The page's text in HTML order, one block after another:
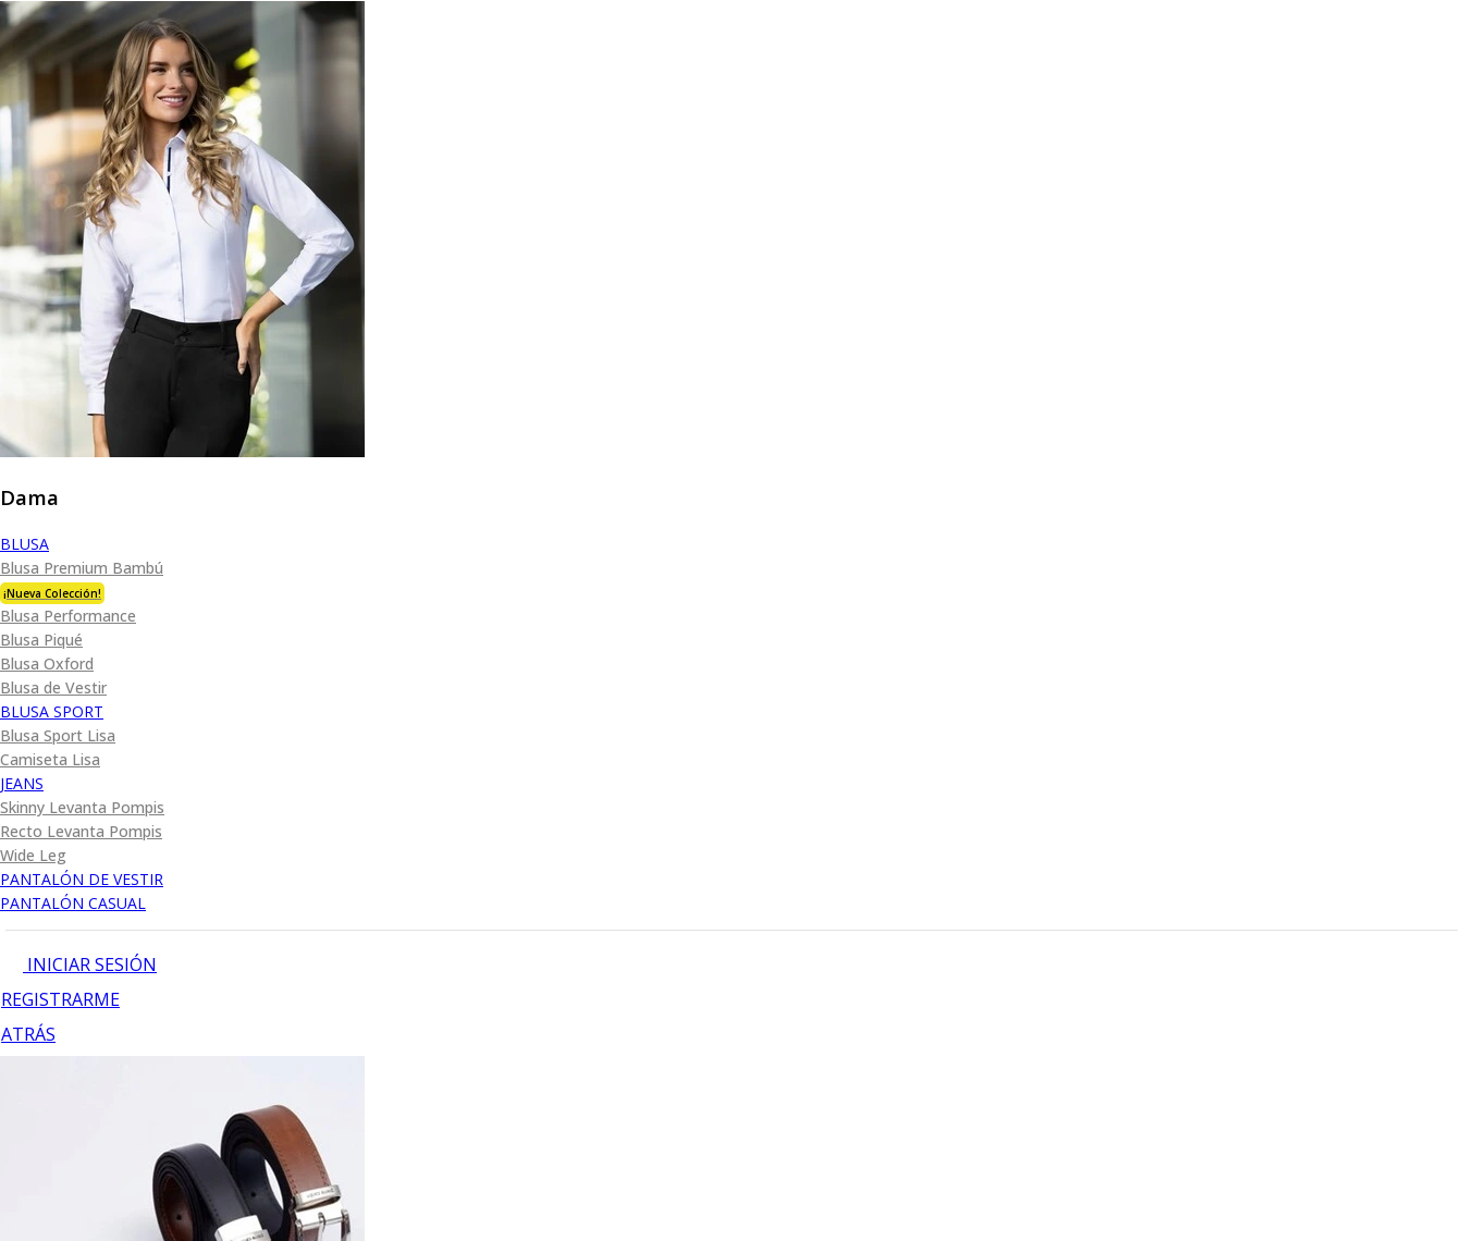
Dama
BLUSA
Blusa Premium Bambú
¡Nueva Colección!
Blusa Performance
Blusa Piqué
Blusa Oxford
Blusa de Vestir
BLUSA SPORT
Blusa Sport Lisa
Camiseta Lisa
JEANS
Skinny Levanta Pompis
Recto Levanta Pompis
Wide Leg
PANTALÓN DE VESTIR
PANTALÓN CASUAL
INICIAR SESIÓN
REGISTRARME
ATRÁS